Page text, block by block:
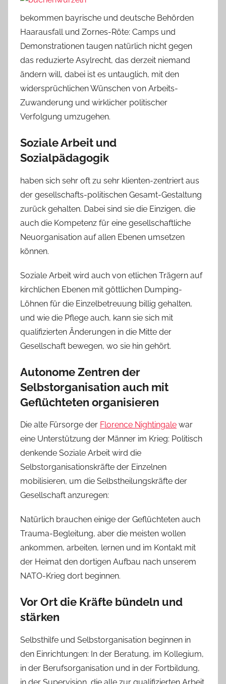
bekommen bayrische und deutsche Behörden
Haarausfall und Zornes-Röte: Camps und
Demonstrationen taugen natürlich nicht gegen
das reduzierte Asylrecht, das derzeit niemand
ändern will, dabei ist es untauglich, mit den
widersprüchlichen Wünschen von Arbeits-
Zuwanderung und wirklicher politischer
Verfolgung umzugehen.
Soziale Arbeit und
Sozialpädagogik
haben sich sehr oft zu sehr klienten-zentriert aus
der gesellschafts-politischen Gesamt-Gestaltung
zurück gehalten. Dabei sind sie die Einzigen, die
auch die Kompetenz für eine gesellschaftliche
Neuorganisation auf allen Ebenen umsetzen
können.
Soziale Arbeit wird auch von etlichen Trägern auf
kirchlichen Ebenen mit göttlichen Dumping-
Löhnen für die Einzelbetreuung billig gehalten,
und wie die Pflege auch, kann sie sich mit
qualifizierten Änderungen in die Mitte der
Gesellschaft bewegen, wo sie hin gehört.
Autonome Zentren der
Selbstorganisation auch mit
Geflüchteten organisieren
Die alte Fürsorge der Florence Nightingale war
eine Unterstützung der Männer im Krieg: Politisch
denkende Soziale Arbeit wird die
Selbstorganisationskräfte der Einzelnen
mobilisieren, um die Selbstheilungskräfte der
Gesellschaft anzuregen:
Natürlich brauchen einige der Geflüchteten auch
Trauma-Begleitung, aber die meisten wollen
ankommen, arbeiten, lernen und im Kontakt mit
der Heimat den dortigen Aufbau nach unserem
NATO-Krieg dort beginnen.
Vor Ort die Kräfte bündeln und
stärken
Selbsthilfe und Selbstorganisation beginnen in
den Einrichtungen: In der Beratung, im Kollegium,
in der Berufsorganisation und in der Fortbildung,
in der Supervision, die alle zur qualifizierten Arbeit